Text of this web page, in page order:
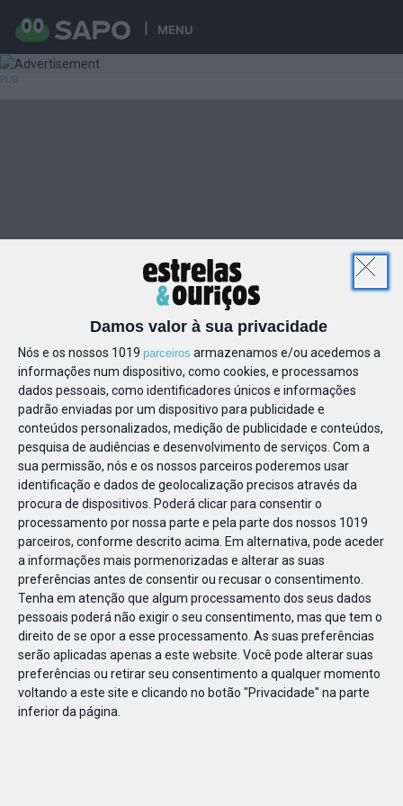
MENU
Damos valor à sua privacidade
Nós e os nossos 1019 parceiros armazenamos e/ou acedemos a
informações num dispositivo, como cookies, e processamos
dados pessoais, como identificadores únicos e informações
padrão enviadas por um dispositivo para publicidade e
conteúdos personalizados, medição de publicidade e conteúdos,
pesquisa de audiências e desenvolvimento de serviços. Com a
sua permissão, nós e os nossos parceiros poderemos usar
identificação e dados de geolocalização precisos através da
procura de dispositivos. Poderá clicar para consentir o
processamento por nossa parte e pela parte dos nossos 1019
parceiros, conforme descrito acima. Em alternativa, pode aceder
a informações mais pormenorizadas e alterar as suas
preferências antes de consentir ou recusar o consentimento.
Tenha em atenção que algum processamento dos seus dados
pessoais poderá não exigir o seu consentimento, mas que tem o
direito de se opor a esse processamento. As suas preferências
serão aplicadas apenas a este website. Você pode alterar suas
preferências ou retirar seu consentimento a qualquer momento
voltando a este site e clicando no botão "Privacidade" na parte
inferior da página.
79896801984459